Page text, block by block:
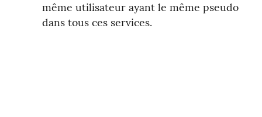
même utilisateur ayant le même pseudo
dans tous ces services.